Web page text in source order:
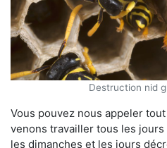
Destruction nid
Vous pouvez nous appeler
venons travailler tous les jours
les dimanches et les jours